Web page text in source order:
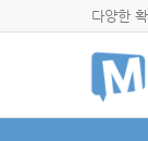
다양한